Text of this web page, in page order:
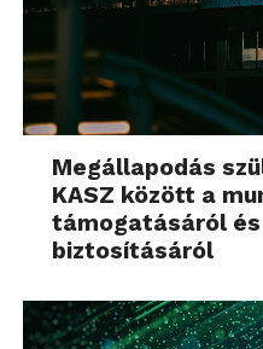
Megállapodás
KASZ között a
támogatásáról
biztosításáról